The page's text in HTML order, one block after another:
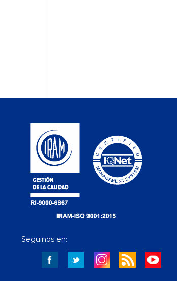
Seguinos en: